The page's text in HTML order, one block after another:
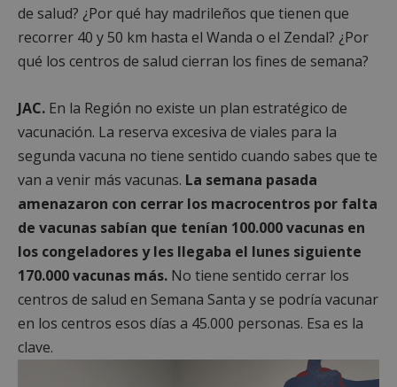
de salud? ¿Por qué hay madrileños que tienen que
recorrer 40 y 50 km hasta el Wanda o el Zendal? ¿Por
qué los centros de salud cierran los fines de semana?
JAC. En la Región no existe un plan estratégico de
vacunación. La reserva excesiva de viales para la
segunda vacuna no tiene sentido cuando sabes que te
van a venir más vacunas. La semana pasada
amenazaron con cerrar los macrocentros por falta
de vacunas sabían que tenían 100.000 vacunas en
los congeladores y les llegaba el lunes siguiente
170.000 vacunas más. No tiene sentido cerrar los
centros de salud en Semana Santa y se podría vacunar
en los centros esos días a 45.000 personas. Esa es la
clave.